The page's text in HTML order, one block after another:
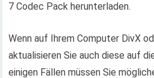
7 Codec Pack herunterladen.
Wenn auf Ihrem Computer DivX
aktualisieren Sie auch diese auf
einigen Fällen müssen Sie